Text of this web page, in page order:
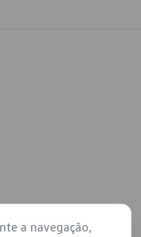
a navegação,